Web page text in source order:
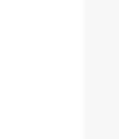
breien